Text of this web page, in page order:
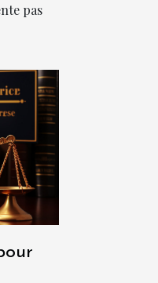
pas